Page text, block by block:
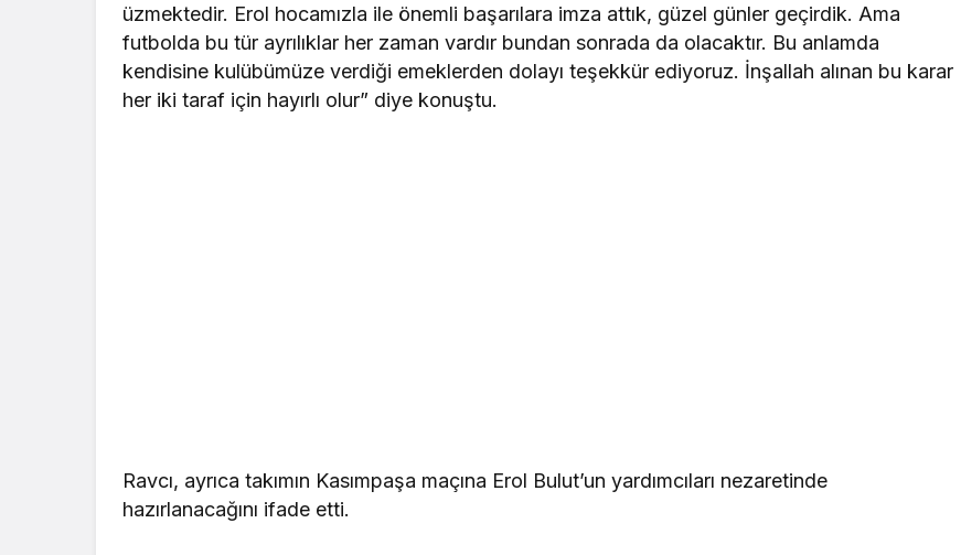
üzmektedir. Erol hocamızla ile önemli başarılara imza attık, güzel günler geçirdik. Ama
futbolda bu tür ayrılıklar her zaman vardır bundan sonrada da olacaktır. Bu anlamda
kendisine kulübümüze verdiği emeklerden dolayı teşekkür ediyoruz. İnşallah alınan bu karar
her iki taraf için hayırlı olur” diye konuştu.
Ravcı, ayrıca takımın Kasımpaşa maçına Erol Bulut’un yardımcıları nezaretinde
hazırlanacağını ifade etti.